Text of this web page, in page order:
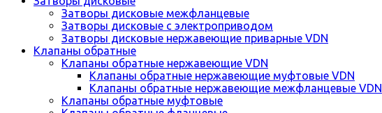
Затворы дисковые межфланцевые
Затворы дисковые с электроприводом
Затворы дисковые нержавеющие приварные VDN
Клапаны обратные
Клапаны обратные нержавеющие VDN
Клапаны обратные нержавеющие муфтовые VDN
Клапаны обратные нержавеющие межфланцевые VDN
Клапаны обратные муфтовые